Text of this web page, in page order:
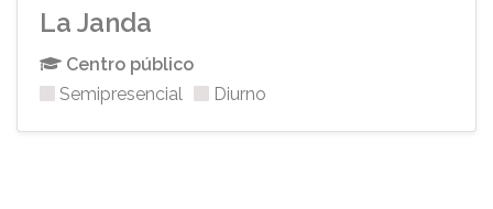
La Janda
Centro público
Semipresencial
Diurno